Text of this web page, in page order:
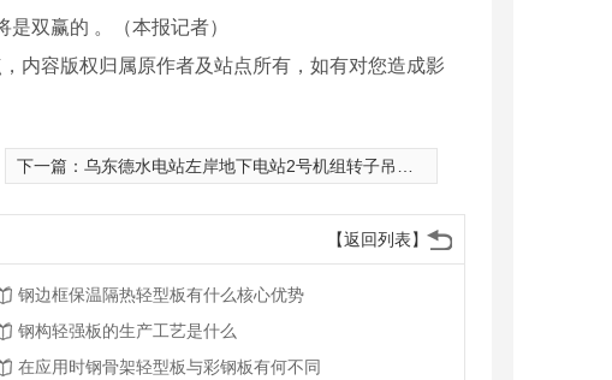
双赢的 。（本报记者）
内容版权归属原作者及站点所有，如有对您造成影
下一篇： 乌东德水电站左岸地下电站2号机组转子吊装就位
【返回列表】
钢边框保温隔热轻型板有什么核心优势
钢构轻强板的生产工艺是什么
在应用时钢骨架轻型板与彩钢板有何不同